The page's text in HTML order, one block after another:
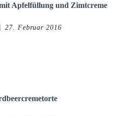
Apfelfüllung und Zimtcreme
27. Februar 2016